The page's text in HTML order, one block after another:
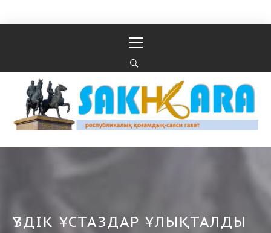
Перейти к содержимому
меню
Республикалық қоғамдық-саяси газеті
РЕСПУБЛИКАЛЫҚ ҚОҒАМДЫҚ-САЯСИ ГАЗЕТІ
ҮЗДІК ҰСТАЗДАР ҰЛЫҚТАЛДЫ